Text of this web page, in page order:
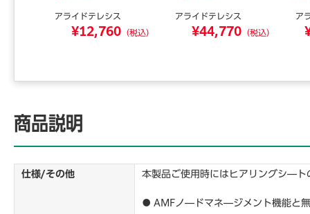
アライドテレシス
¥12,760 （税込）
アライドテレシス
¥44,770 （税込）
ア
商品説明
仕様/その他 本製品ご使用時にはヒアリングシ―ト
● AMFノ―ドマネ―ジメント機能と